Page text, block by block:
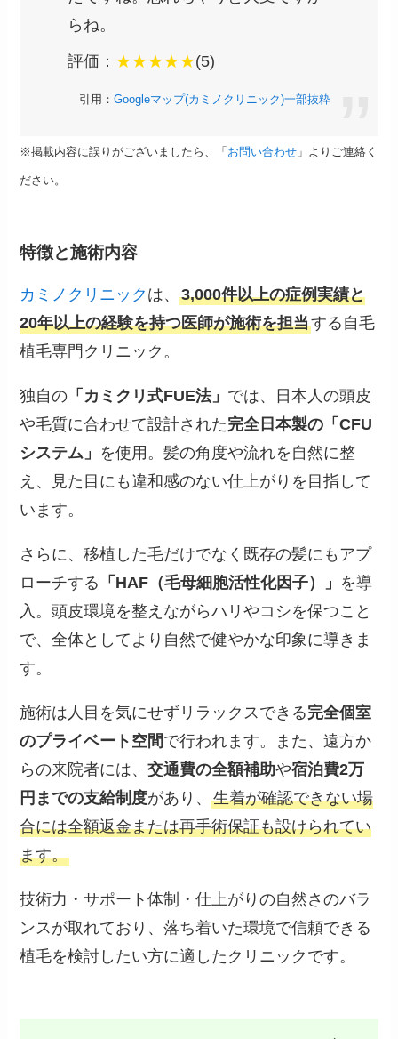
らね。
評価： ★★★★★(5)
引用： Googleマップ(カミノクリニック)一部抜粋
※掲載内容に誤りがございましたら、「 お問い合わせ 」よりご連絡く
ださい。
特徴と施術内容
カミノクリニック は、3,000件以上の症例実績と
20年以上の経験を持つ医師が施術を担当する自毛
植毛専門クリニック。
独自の 「カミクリ式FUE法」 では、日本人の頭皮
や毛質に合わせて設計された完全日本製の「CFU
システム」 を使用。髪の角度や流れを自然に整
え、見た目にも違和感のない仕上がりを目指して
います。
さらに、移植した毛だけでなく既存の髪にもアプ
ローチする 「HAF（毛母細胞活性化因子）」 を導
入。頭皮環境を整えながらハリやコシを保つこと
で、全体としてより自然で健やかな印象に導きま
す。
施術は人目を気にせずリラックスできる完全個室
のプライベート空間で行われます。また、遠方か
らの来院者には、交通費の全額補助や宿泊費2万
円までの支給制度があり、生着が確認できない場
合には全額返金または再手術保証も設けられてい
ます。
技術力・サポート体制・仕上がりの自然さのバラ
ンスが取れており、落ち着いた環境で信頼できる
植毛を検討したい方に適したクリニックです。